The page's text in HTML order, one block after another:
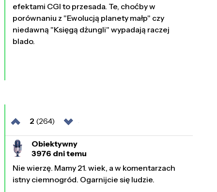
efektami CGI to przesada. Te, choćby w
porównaniu z "Ewolucją planety małp" czy
niedawną "Księgą dżungli" wypadają raczej
blado.
2 (264)
Obiektywny
3976 dni temu
Nie wierzę. Mamy 21. wiek, a w komentarzach
istny ciemnogród. Ogarnijcie się ludzie.